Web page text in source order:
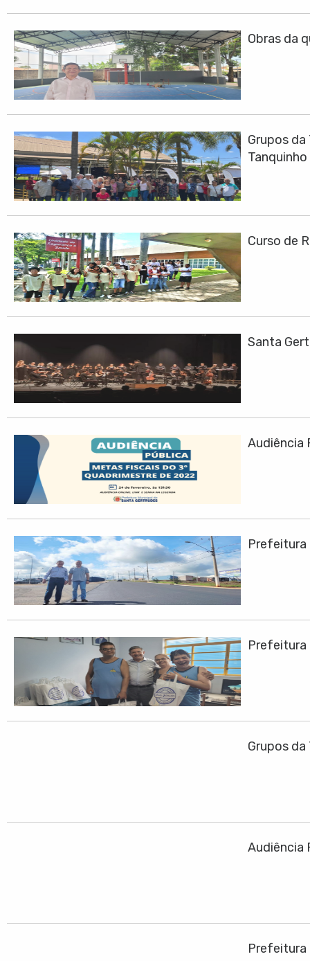
Obras da
Grupos
Tanquinho
Curso de
Santa
Audiência
Prefeitura
Prefeitura
Grupos
Audiência
Prefeitura